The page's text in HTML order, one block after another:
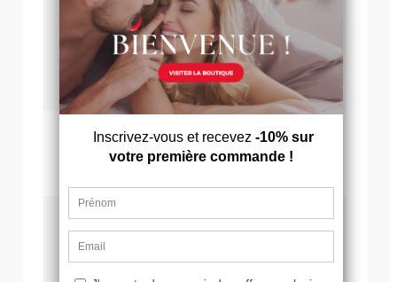
VOIR L'ATTESTATION
Avis soumis à un contrôle
9.8/10
Basé sur 21 avis
Jeane B.
Publié le 26/04/2025 à 13:46 (Date de commande : 13/04/2025)
Sebastien b.